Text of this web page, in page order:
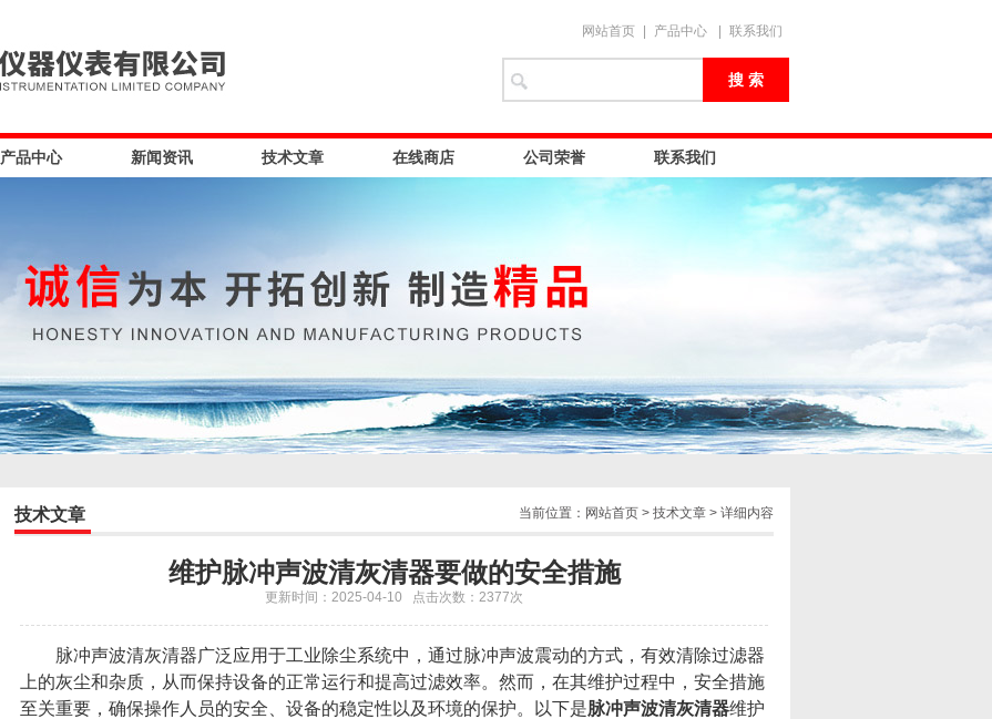
网站首页 产品中心 联系我们
产品中心 新闻资讯 技术文章 在线商店 公司荣誉 联系我们
当前位置： 网站首页 > 技术文章 > 详细内容
技术文章
维护脉冲声波清灰清器要做的安全措施
更新时间：2025-04-10 点击次数：2377次
脉冲声波清灰清器广泛应用于工业除尘系统中，通过脉冲声波震动的方式，有效清除过滤器
上的灰尘和杂质，从而保持设备的正常运行和提高过滤效率。然而，在其维护过程中，安全措施
至关重要，确保操作人员的安全、设备的稳定性以及环境的保护。以下是脉冲声波清灰清器维护